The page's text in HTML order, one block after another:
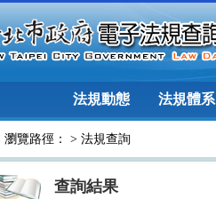
法規動態 法規體系
瀏覽路徑： > 法規查詢
查詢結果